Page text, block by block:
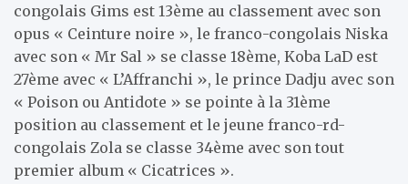
congolais Gims est 13ème au classement avec son
opus « Ceinture noire », le franco-congolais Niska
avec son « Mr Sal » se classe 18ème, Koba LaD est
27ème avec « L’Affranchi », le prince Dadju avec son
« Poison ou Antidote » se pointe à la 31ème
position au classement et le jeune franco-rd-
congolais Zola se classe 34ème avec son tout
premier album « Cicatrices ».